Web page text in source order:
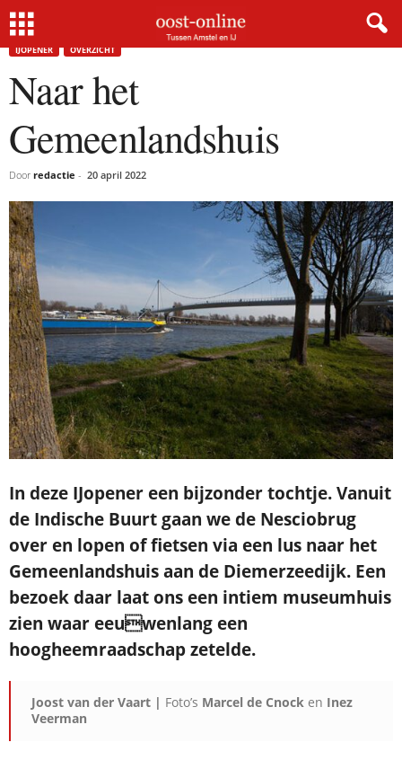
Home Naar het Gemeenlandshuis
IJOPENER OVERZICHT
Naar het
Gemeenlandshuis
Door redactie - 20 april 2022
In deze IJopener een bijzonder tochtje. Vanuit
de Indische Buurt gaan we de Nesciobrug
over en lopen of fietsen via een lus naar het
Gemeenlandshuis aan de Diemerzeedijk. Een
bezoek daar laat ons een intiem museumhuis
zien waar eeuwenlang een
hoogheemraadschap zetelde.
Joost van der Vaart | Foto’s Marcel de Cnock en Inez
Veerman